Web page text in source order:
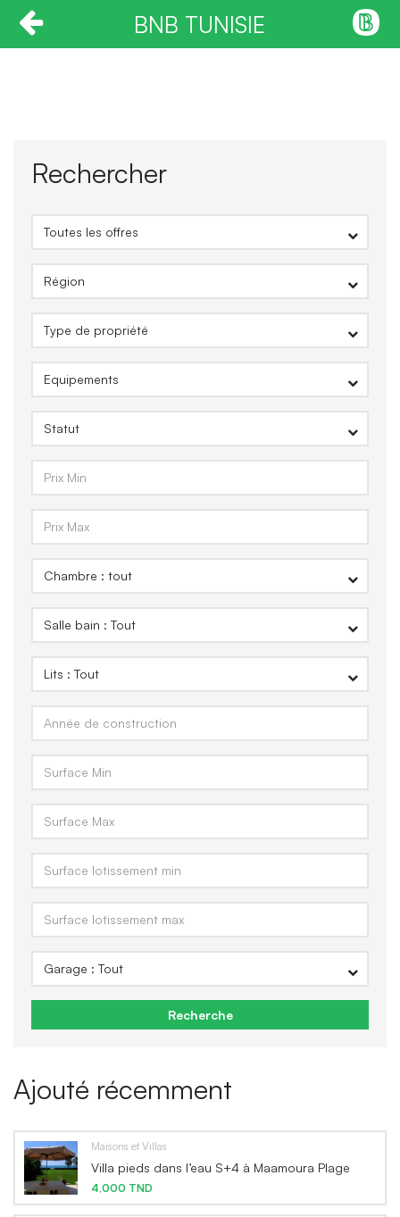
BNB TUNISIE
Rechercher
Recherche
Ajouté récemment
Maisons et Villas
Villa pieds dans l’eau S+4 à Maamoura Plage
4,000 TND